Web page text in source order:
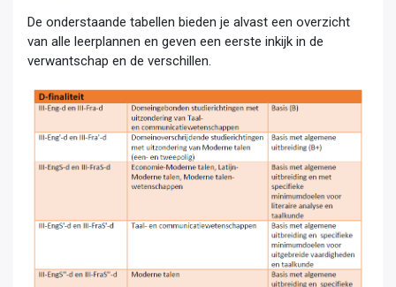
De onderstaande tabellen bieden je alvast een overzicht
van alle leerplannen en geven een eerste inkijk in de
verwantschap en de verschillen.